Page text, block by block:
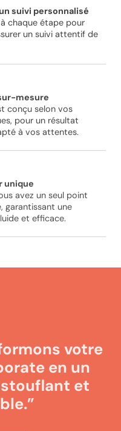
suivi personnalisé
chaque étape pour
un suivi attentif de
mesure
conçu selon vos
pour un résultat
à vos attentes.
unique
avez un seul point
garantissant une
et efficace.
votre
en un
et